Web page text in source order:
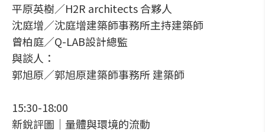
平原英樹／H2R architects 合夥人
沈庭增／沈庭增建築師事務所主持建築師
曾柏庭／Q-LAB設計總監
與談人：
郭旭原／郭旭原建築師事務所 建築師
15:30-18:00
新銳評圖│量體與環境的流動